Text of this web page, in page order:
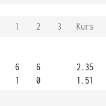
1 2 3
Kurs
6
1
6
0
2.35
1.51